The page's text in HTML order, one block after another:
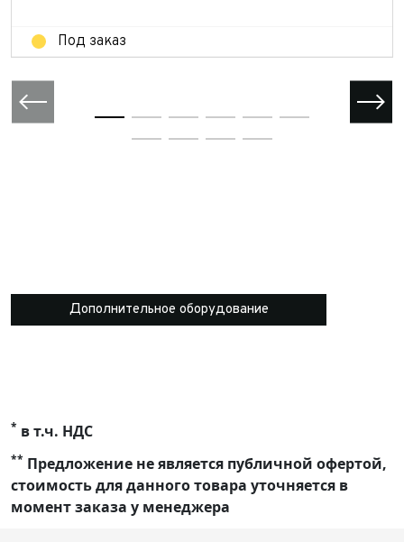
Под заказ
Дополнительное оборудование
* в т.ч. НДС
** Предложение не является публичной офертой,
стоимость для данного товара уточняется в
момент заказа у менеджера